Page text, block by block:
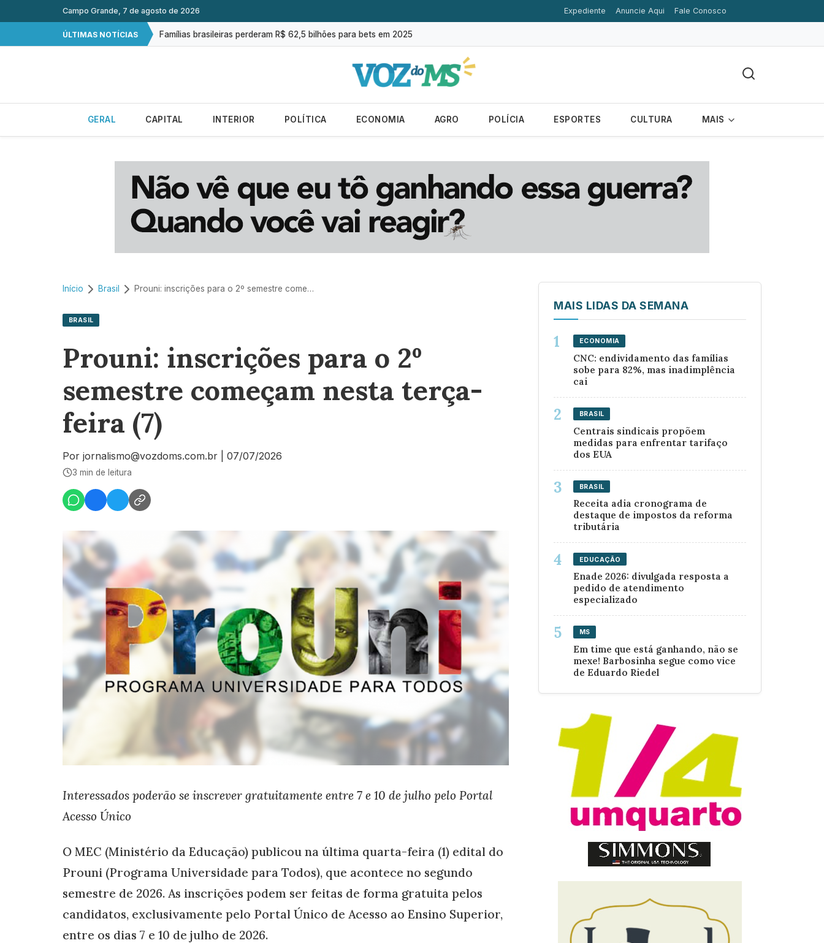
Campo Grande, 7 de agosto de 2026 Expediente Anuncie Aqui Fale Conosco
ÚLTIMAS NOTÍCIAS
CNC: endividamento das famílias sobe para 82%, mas inadimplência cai
Famílias brasileiras perderam R$ 62,5 bilhões para bets em 2025
Procura por cursos de drones no campo cresce 146% em Mato Grosso do Sul
GERAL
CAPITAL INTERIOR POLÍTICA ECONOMIA AGRO POLÍCIA ESPORTES CULTURA MAIS
Início Brasil Prouni: inscrições para o 2º semestre começam nesta terça-feira (7)
BRASIL
Prouni: inscrições para o 2º
semestre começam nesta terça-
feira (7)
Por jornalismo@vozdoms.com.br 07/07/2026
3 min de leitura
Interessados poderão se inscrever gratuitamente entre 7 e 10 de julho pelo Portal
Acesso Único
O MEC (Ministério da Educação) publicou na última quarta-feira (1) edital do
Prouni (Programa Universidade para Todos), que acontece no segundo
semestre de 2026. As inscrições podem ser feitas de forma gratuita pelos
candidatos, exclusivamente pelo Portal Único de Acesso ao Ensino Superior,
entre os dias 7 e 10 de julho de 2026.
MAIS LIDAS DA SEMANA
ECONOMIA
CNC: endividamento das famílias
sobe para 82%, mas inadimplência
cai
BRASIL
Centrais sindicais propõem
medidas para enfrentar tarifaço
dos EUA
BRASIL
Receita adia cronograma de
destaque de impostos da reforma
tributária
EDUCAÇÃO
Enade 2026: divulgada resposta a
pedido de atendimento
especializado
MS
Em time que está ganhando, não se
mexe! Barbosinha segue como vice
de Eduardo Riedel